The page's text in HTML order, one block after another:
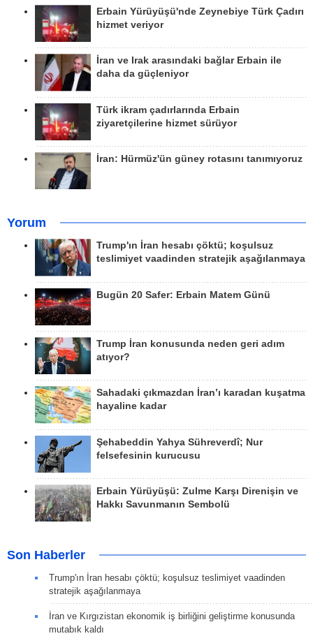
Erbain Yürüyüşü'nde Zeynebiye Türk Çadırı
hizmet veriyor
İran ve Irak arasındaki bağlar Erbain ile
daha da güçleniyor
Türk ikram çadırlarında Erbain
ziyaretçilerine hizmet sürüyor
İran: Hürmüz'ün güney rotasını tanımıyoruz
Yorum
Trump'ın İran hesabı çöktü; koşulsuz
teslimiyet vaadinden stratejik aşağılanmaya
Bugün 20 Safer: Erbain Matem Günü
Trump İran konusunda neden geri adım
atıyor?
Sahadaki çıkmazdan İran’ı karadan kuşatma
hayaline kadar
Şehabeddin Yahya Sühreverdî; Nur
felsefesinin kurucusu
Erbain Yürüyüşü: Zulme Karşı Direnişin ve
Hakkı Savunmanın Sembolü
Son Haberler
Trump'ın İran hesabı çöktü; koşulsuz teslimiyet vaadinden
stratejik aşağılanmaya
İran ve Kırgızistan ekonomik iş birliğini geliştirme konusunda
mutabık kaldı